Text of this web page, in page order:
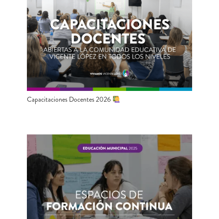
Capacitaciones Docentes 2026